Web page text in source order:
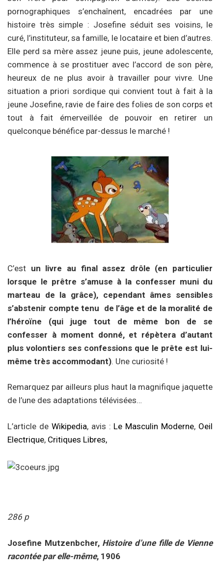
pornographiques s’enchaînent, encadrées par une
histoire très simple : Josefine séduit ses voisins, le
curé, l’instituteur, sa famille, le locataire et bien d’autres.
Elle perd sa mère assez jeune puis, jeune adolescente,
commence à se prostituer avec l’accord de son père,
heureux de ne plus avoir à travailler pour vivre. Une
situation a priori sordique qui convient tout à fait à la
jeune Josefine, ravie de faire des folies de son corps et
tout à fait émerveillée de pouvoir en retirer un
quelconque bénéfice par-dessus le marché !
C’est un livre au final assez drôle (en particulier
lorsque le prêtre s’amuse à la confesser muni du
marteau de la grâce), cependant âmes sensibles
s’abstenir compte tenu de l’âge et de la moralité de
l’héroïne (qui juge tout de même bon de se
confesser à moment donné, et répètera d’autant
plus volontiers ses confessions que le prête est lui-
même très accommodant). Une curiosité !
Remarquez par ailleurs plus haut la magnifique jaquette
de l’une des adaptations télévisées…
L’article de Wikipedia, avis : Le Masculin Moderne, Oeil
Electrique, Critiques Libres,
286 p
Josefine Mutzenbcher, Histoire d’une fille de Vienne
racontée par elle-même, 1906